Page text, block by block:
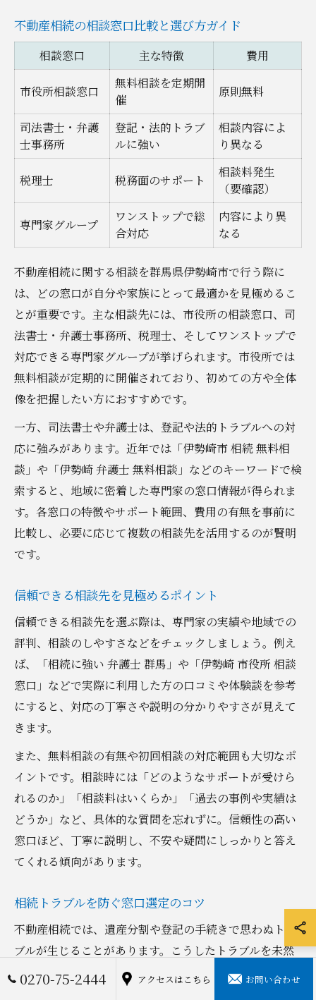
不動産相続の相談窓口比較と選び方ガイド
相談窓口 主な特徴 費用
市役所相談窓口
無料相談を定期開
催
原則無料
司法書士・弁護
士事務所
登記・法的トラブ
ルに強い
相談内容によ
り異なる
税理士 税務面のサポート
相談料発生
（要確認）
専門家グループ
ワンストップで総
合対応
内容により異
なる
不動産相続に関する相談を群馬県伊勢崎市で行う際に
は、どの窓口が自分や家族にとって最適かを見極めるこ
とが重要です。主な相談先には、市役所の相談窓口、司
法書士・弁護士事務所、税理士、そしてワンストップで
対応できる専門家グループが挙げられます。市役所では
無料相談が定期的に開催されており、初めての方や全体
像を把握したい方におすすめです。
一方、司法書士や弁護士は、登記や法的トラブルへの対
応に強みがあります。近年では「伊勢崎市 相続 無料相
談」や「伊勢崎 弁護士 無料相談」などのキーワードで検
索すると、地域に密着した専門家の窓口情報が得られま
す。各窓口の特徴やサポート範囲、費用の有無を事前に
比較し、必要に応じて複数の相談先を活用するのが賢明
です。
信頼できる相談先を見極めるポイント
信頼できる相談先を選ぶ際は、専門家の実績や地域での
評判、相談のしやすさなどをチェックしましょう。例え
ば、「相続に強い 弁護士 群馬」や「伊勢崎 市役所 相談
窓口」などで実際に利用した方の口コミや体験談を参考
にすると、対応の丁寧さや説明の分かりやすさが見えて
きます。
また、無料相談の有無や初回相談の対応範囲も大切なポ
イントです。相談時には「どのようなサポートが受けら
れるのか」「相談料はいくらか」「過去の事例や実績は
どうか」など、具体的な質問を忘れずに。信頼性の高い
窓口ほど、丁寧に説明し、不安や疑問にしっかりと答え
てくれる傾向があります。
相続トラブルを防ぐ窓口選定のコツ
不動産相続では、遺産分割や登記の手続きで思わぬトラ
ブルが生じることがあります。こうしたトラブルを未然
に防ぐためには、「伊勢崎 市役所 相続 相談」や「弁護
0270-75-2444 アクセスはこちら お問い合わせ